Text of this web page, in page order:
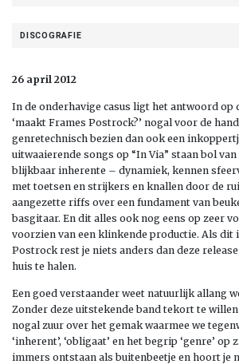
DISCOGRAFIE
26 april 2012
In de onderhavige casus ligt het antwoord op
‘maakt Frames Postrock?’ nogal voor de
genretechnisch bezien dan ook een
uitwaaierende songs op “In Via” staan bol
blijkbaar inherente – dynamiek, kennen
met toetsen en strijkers en knallen door de
aangezette riffs over een fundament van
basgitaar. En dit alles ook nog eens op zeer
voorzien van een klinkende productie. Als dit
Postrock rest je niets anders dan deze
huis te halen.
Een goed verstaander weet natuurlijk allang
Zonder deze uitstekende band tekort te
nogal zuur over het gemak waarmee we
‘inherent’, ‘obligaat’ en het begrip ‘genre’ op
immers ontstaan als buitenbeetje en hoort je